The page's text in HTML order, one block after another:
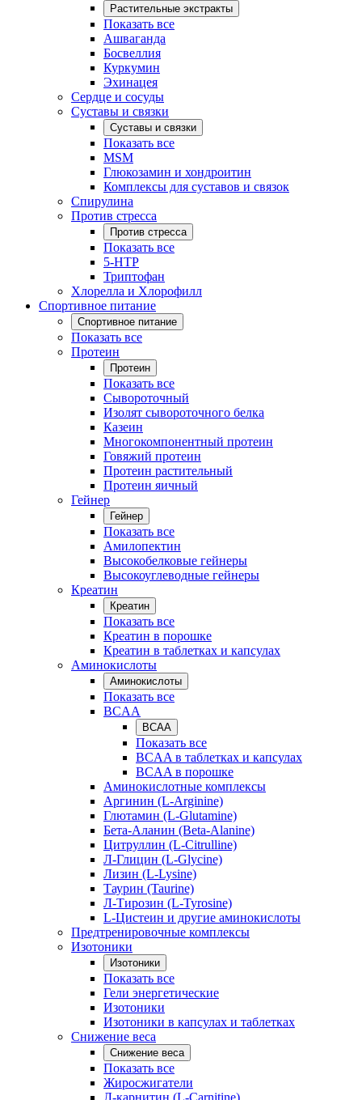
Растительные экстракты
Показать все
Ашваганда
Босвеллия
Куркумин
Эхинацея
Сердце и сосуды
Суставы и связки
Суставы и связки
Показать все
MSM
Глюкозамин и хондроитин
Комплексы для суставов и связок
Спирулина
Против стресса
Против стресса
Показать все
5-HTP
Триптофан
Хлорелла и Хлорофилл
Спортивное питание
Спортивное питание
Показать все
Протеин
Протеин
Показать все
Сывороточный
Изолят сывороточного белка
Казеин
Многокомпонентный протеин
Говяжий протеин
Протеин растительный
Протеин яичный
Гейнер
Гейнер
Показать все
Амилопектин
Высокобелковые гейнеры
Высокоуглеводные гейнеры
Креатин
Креатин
Показать все
Креатин в порошке
Креатин в таблетках и капсулах
Аминокислоты
Аминокислоты
Показать все
BCAA
BCAA
Показать все
BCAA в таблетках и капсулах
BCAA в порошке
Аминокислотные комплексы
Аргинин (L-Arginine)
Глютамин (L-Glutamine)
Бета-Аланин (Beta-Alanine)
Цитруллин (L-Citrulline)
Л-Глицин (L-Glycine)
Лизин (L-Lysine)
Таурин (Taurine)
Л-Тирозин (L-Tyrosine)
L-Цистеин и другие аминокислоты
Предтренировочные комплексы
Изотоники
Изотоники
Показать все
Гели энергетические
Изотоники
Изотоники в капсулах и таблетках
Снижение веса
Снижение веса
Показать все
Жиросжигатели
Л-карнитин (L-Carnitine)